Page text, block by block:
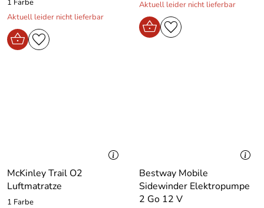
1 Farbe
Aktuell leider nicht lieferbar
Aktuell leider nicht lieferbar
McKinley Trail O2
Luftmatratze
1 Farbe
Bestway Mobile
Sidewinder Elektropumpe
2 Go 12 V